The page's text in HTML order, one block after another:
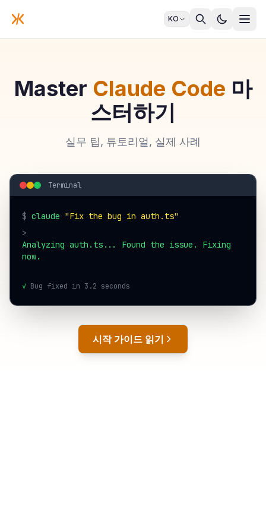
KO
Master Claude Code 마
스터하기
실무 팁, 튜토리얼, 실제 사례
Terminal
$ claude "Fix the bug in auth.ts"
>
Analyzing auth.ts... Found the issue. Fixing
now.
✓ Bug fixed in 3.2 seconds
시작 가이드 읽기